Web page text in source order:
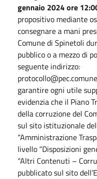
gennaio 2024 ore
propositivo mediante
consegnare a mani
Comune di Spinetoli
pubblico o a mezzo di
seguente indirizzo:
garantire ogni utile
evidenzia che il Piano
della corruzione del
sul sito istituzionale
“Amministrazione
livello “Disposizioni
“Altri Contenuti –
pubblicato sul sito